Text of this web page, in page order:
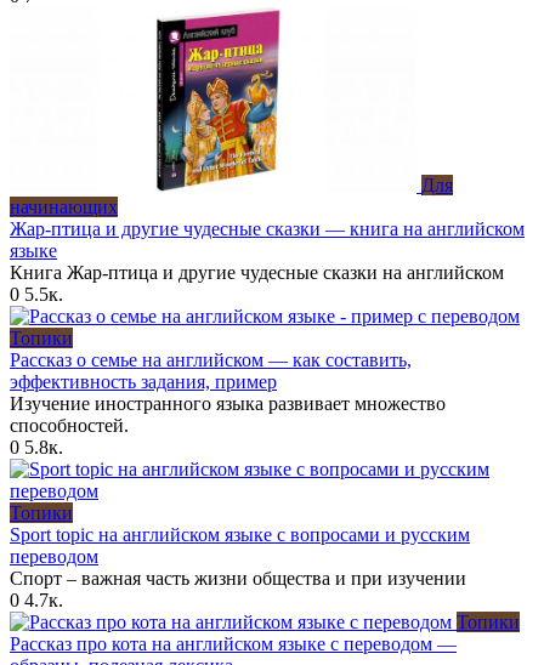
Для
начинающих
Жар-птица и другие чудесные сказки — книга на английском
языке
Книга Жар-птица и другие чудесные сказки на английском
0 5.5к.
Топики
Рассказ о семье на английском — как составить,
эффективность задания, пример
Изучение иностранного языка развивает множество
способностей.
0 5.8к.
Топики
Sport topic на английском языке с вопросами и русским
переводом
Спорт – важная часть жизни общества и при изучении
0 4.7к.
Топики
Рассказ про кота на английском языке с переводом —